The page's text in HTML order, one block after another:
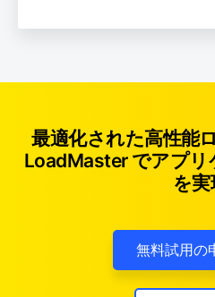
最適化された高性能
LoadMaster でアプリ
を実
無料試用の